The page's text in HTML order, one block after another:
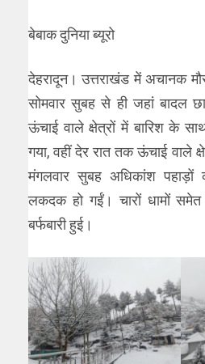
बेबाक दुनिया ब्यूरो
देहरादून। उत्तराखंड में अचानक
सोमवार सुबह से ही जहां बादल
ऊंचाई वाले क्षेत्रों में बारिश के
गया, वहीं देर रात तक ऊंचाई वाले
मंगलवार सुबह अधिकांश पहाड़ों
लकदक हो गईं। चारों धामों
बर्फबारी हुई।